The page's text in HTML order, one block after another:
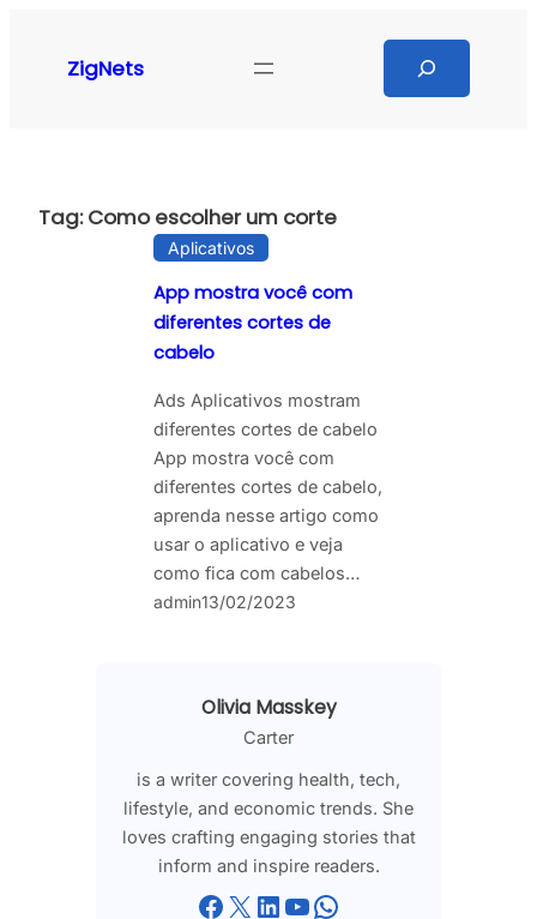
ZigNets
Tag:Como escolher um corte
Aplicativos
App mostra você com
diferentes cortes de
cabelo
Ads Aplicativos mostram
diferentes cortes de cabelo
App mostra você com
diferentes cortes de cabelo,
aprenda nesse artigo como
usar o aplicativo e veja
como fica com cabelos…
admin13/02/2023
Olivia Masskey
Carter
is a writer covering health, tech,
lifestyle, and economic trends. She
loves crafting engaging stories that
inform and inspire readers.
Facebook X LinkedIn YouTube WhatsApp